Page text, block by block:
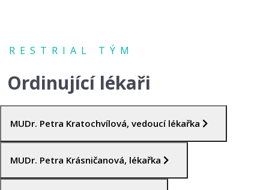
RESTRIAL TÝM
Ordinující lékaři
MUDr. Petra Kratochvílová, vedoucí lékařka
MUDr. Petra Krásničanová, lékařka